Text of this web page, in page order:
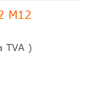
M12
TVA )